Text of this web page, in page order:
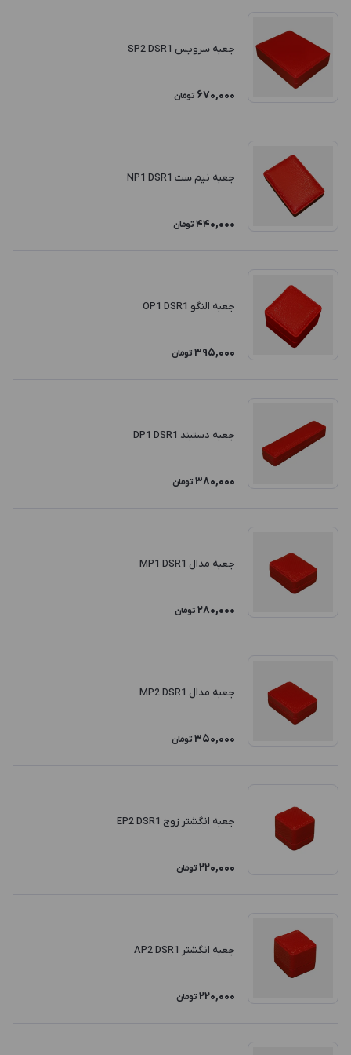
جعبه سرویس SP2 DSR1
670,000 تومان
جعبه نیم ست NP1 DSR1
440,000 تومان
جعبه النگو OP1 DSR1
395,000 تومان
جعبه دستبند DP1 DSR1
380,000 تومان
جعبه مدال MP1 DSR1
280,000 تومان
جعبه مدال MP2 DSR1
350,000 تومان
جعبه انگشتر زوج EP2 DSR1
220,000 تومان
جعبه انگشتر AP2 DSR1
220,000 تومان